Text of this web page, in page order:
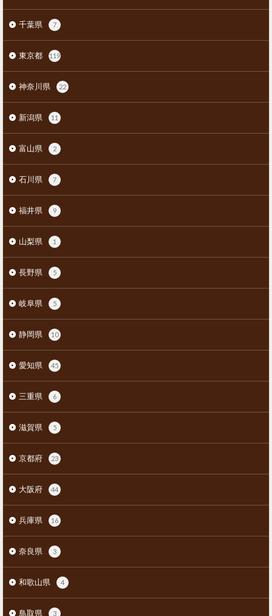
千葉県 7
東京都 119
神奈川県 22
新潟県 11
富山県 2
石川県 7
福井県 9
山梨県 1
長野県 5
岐阜県 5
静岡県 10
愛知県 45
三重県 6
滋賀県 5
京都府 23
大阪府 44
兵庫県 16
奈良県 3
和歌山県 4
鳥取県 3